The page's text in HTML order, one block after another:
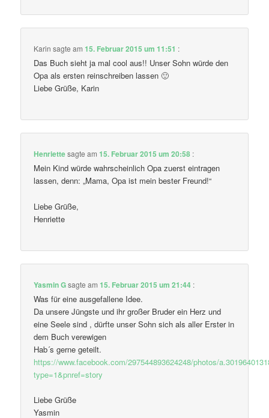
Karin sagte am15. Februar 2015 um 11:51 :
Das Buch sieht ja mal cool aus!! Unser Sohn würde den
Opa als ersten reinschreiben lassen 🙂
Liebe Grüße, Karin
Henriettesagte am15. Februar 2015 um 20:58 :
Mein Kind würde wahrscheinlich Opa zuerst eintragen
lassen, denn: „Mama, Opa ist mein bester Freund!“
Liebe Grüße,
Henriette
Yasmin Gsagte am15. Februar 2015 um 21:44 :
Was für eine ausgefallene Idee.
Da unsere Jüngste und ihr großer Bruder ein Herz und
eine Seele sind , dürfte unser Sohn sich als aller Erster in
dem Buch verewigen
Hab´s gerne geteilt.
https://www.facebook.com/297544893624248/photos/
type=1&pnref=story
Liebe Grüße
Yasmin